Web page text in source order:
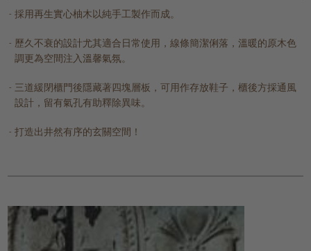
採用再生實心柚木以純手工製作而成。
歷久不衰的設計尤其適合日常使用，線條簡潔俐落，溫暖的原木色
調更為空間注入溫馨氣氛。
三道緩閉櫃門後隱藏著四塊層板，可用作存放鞋子，櫃後方採通風
設計，留有氣孔有助釋除異味。
打造出井然有序的玄關空間！